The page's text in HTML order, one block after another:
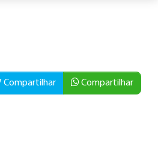
Compartilhar Compartilhar